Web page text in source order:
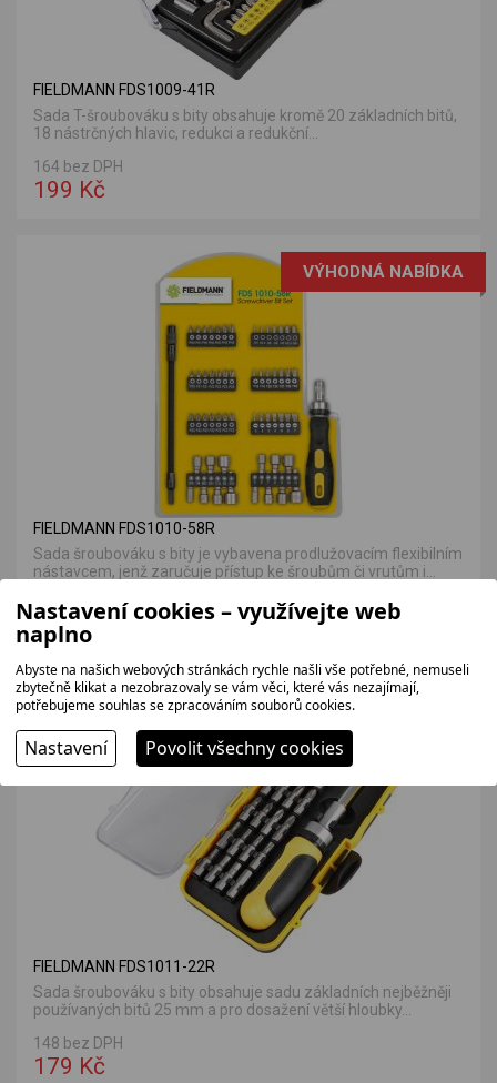
FIELDMANN FDS1009-41R
Sada T-šroubováku s bity obsahuje kromě 20 základních bitů,
18 nástrčných hlavic, redukci a redukční...
164 bez DPH
199 Kč
VÝHODNÁ NABÍDKA
FIELDMANN FDS1010-58R
Sada šroubováku s bity je vybavena prodlužovacím flexibilním
nástavcem, jenž zaručuje přístup ke šroubům či vrutům i...
198 bez DPH
239 Kč
VÝHODNÁ NABÍDKA
FIELDMANN FDS1011-22R
Sada šroubováku s bity obsahuje sadu základních nejběžněji
používaných bitů 25 mm a pro dosažení větší hloubky...
148 bez DPH
179 Kč
Nastavení cookies – využívejte web
naplno
Abyste na našich webových stránkách rychle našli vše potřebné, nemuseli
zbytečně klikat a nezobrazovaly se vám věci, které vás nezajímají,
potřebujeme souhlas se zpracováním souborů cookies.
Nastavení Povolit všechny cookies